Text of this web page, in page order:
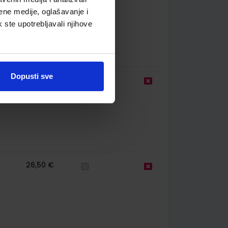
medije, oglašavanje i
ste upotrebljavali njihove
Dopusti sve
22,00 €
26,50 €